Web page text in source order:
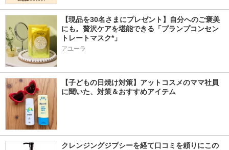
【現品を30名さまにプレゼント】自分へのご褒美
にも。贅沢ケアを堪能できる「プランプコンセン
トレートマスク*」
アユーラ
【子どもの日焼け対策】アットコスメのママ社員
に聞いた、対策＆おすすめアイテム
クレンジングジプシーを経て口コミを頼りにこの